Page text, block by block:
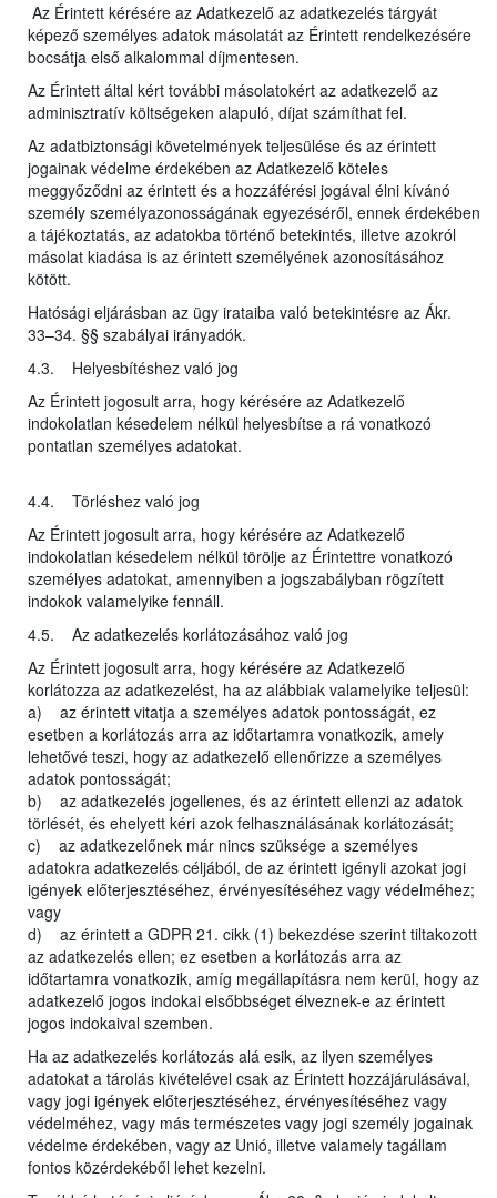
Az Érintett kérésére az Adatkezelő az adatkezelés tárgyát
képező személyes adatok másolatát az Érintett rendelkezésére
bocsátja első alkalommal díjmentesen.
Az Érintett által kért további másolatokért az adatkezelő az
adminisztratív költségeken alapuló, díjat számíthat fel.
Az adatbiztonsági követelmények teljesülése és az érintett
jogainak védelme érdekében az Adatkezelő köteles
meggyőződni az érintett és a hozzáférési jogával élni kívánó
személy személyazonosságának egyezéséről, ennek érdekében
a tájékoztatás, az adatokba történő betekintés, illetve azokról
másolat kiadása is az érintett személyének azonosításához
kötött.
Hatósági eljárásban az ügy irataiba való betekintésre az Ákr.
33–34. §§ szabályai irányadók.
4.3. Helyesbítéshez való jog
Az Érintett jogosult arra, hogy kérésére az Adatkezelő
indokolatlan késedelem nélkül helyesbítse a rá vonatkozó
pontatlan személyes adatokat.
4.4. Törléshez való jog
Az Érintett jogosult arra, hogy kérésére az Adatkezelő
indokolatlan késedelem nélkül törölje az Érintettre vonatkozó
személyes adatokat, amennyiben a jogszabályban rögzített
indokok valamelyike fennáll.
4.5. Az adatkezelés korlátozásához való jog
Az Érintett jogosult arra, hogy kérésére az Adatkezelő
korlátozza az adatkezelést, ha az alábbiak valamelyike teljesül:
a) az érintett vitatja a személyes adatok pontosságát, ez
esetben a korlátozás arra az időtartamra vonatkozik, amely
lehetővé teszi, hogy az adatkezelő ellenőrizze a személyes
adatok pontosságát;
b) az adatkezelés jogellenes, és az érintett ellenzi az adatok
törlését, és ehelyett kéri azok felhasználásának korlátozását;
c) az adatkezelőnek már nincs szüksége a személyes
adatokra adatkezelés céljából, de az érintett igényli azokat jogi
igények előterjesztéséhez, érvényesítéséhez vagy védelméhez;
vagy
d) az érintett a GDPR 21. cikk (1) bekezdése szerint tiltakozott
az adatkezelés ellen; ez esetben a korlátozás arra az
időtartamra vonatkozik, amíg megállapításra nem kerül, hogy az
adatkezelő jogos indokai elsőbbséget élveznek-e az érintett
jogos indokaival szemben.
Ha az adatkezelés korlátozás alá esik, az ilyen személyes
adatokat a tárolás kivételével csak az Érintett hozzájárulásával,
vagy jogi igények előterjesztéséhez, érvényesítéséhez vagy
védelméhez, vagy más természetes vagy jogi személy jogainak
védelme érdekében, vagy az Unió, illetve valamely tagállam
fontos közérdekéből lehet kezelni.